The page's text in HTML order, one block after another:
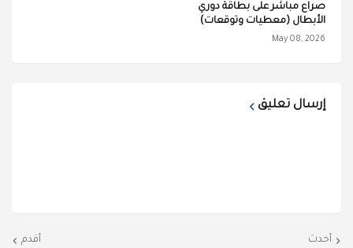
صراع مباشر على بطاقة دوري
الأبطال (معطيات وتوقعات)
May 08, 2026
إرسال تعليق
أحدث أقدم